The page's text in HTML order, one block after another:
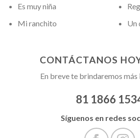
Es muy niña
Mi ranchito
Un
CONTÁCTANOS
En breve te brindaremos
81 1866
Síguenos en redes